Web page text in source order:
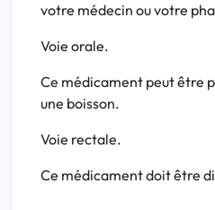
votre médecin ou votre
Voie orale.
Ce médicament peut être
une boisson.
Voie rectale.
Ce médicament doit être